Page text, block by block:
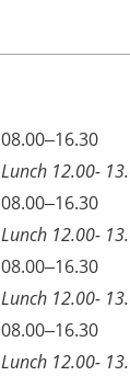
08.00–16.30
Lunch 12.00-
08.00–16.30
Lunch 12.00-
08.00–16.30
Lunch 12.00-
08.00–16.30
Lunch 12.00-